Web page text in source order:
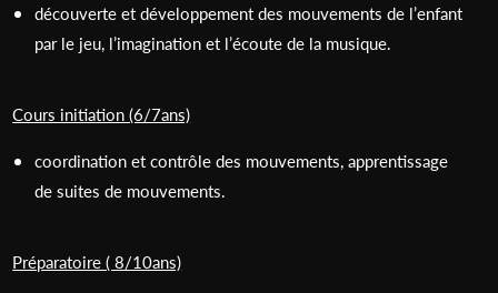
découverte et développement des mouvements de l’enfant
par le jeu, l’imagination et l’écoute de la musique.
Cours initiation (6/7ans)
coordination et contrôle des mouvements, apprentissage
de suites de mouvements.
Préparatoire ( 8/10ans)